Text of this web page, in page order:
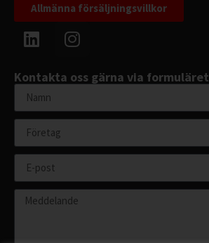
Allmänna försäljningsvillkor
Kontakta oss gärna via formuläret